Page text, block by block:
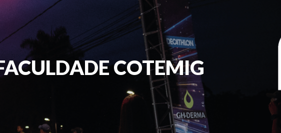
COTEMIG